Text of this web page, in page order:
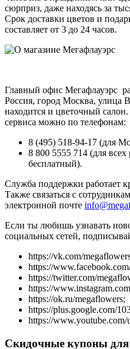
сюрприз, даже находясь за
Срок доставки цветов и
составляет от 3 до 24 часов.
Главный офис Мегафлауэрс
Россия, город Москва, улица
находится и цветочный
сервиса можно по телефонам:
8 (495) 518-94-17 (для
8 800 5555 714 (для
бесплатный).
Служба поддержки работает
Также связаться с
электронной почте
Если ты любишь узнавать
социальных сетей,
https://vk.com/
https://
https://twitter.com/
https://
https://ok.ru/megaflowers;
https://plus.google.com/
https://www.youtube.com/
Скидочные купоны для